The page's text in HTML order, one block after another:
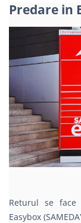
Predare in
Returul se face
Easybox